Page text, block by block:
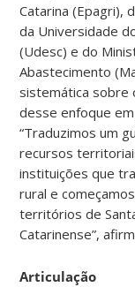
Catarina (Epagri),
da Universidade
(Udesc) e do
Abastecimento
sistemática sobre
desse enfoque
“Traduzimos um
recursos
instituições que
rural e
territórios de
Catarinense”,
Articulação